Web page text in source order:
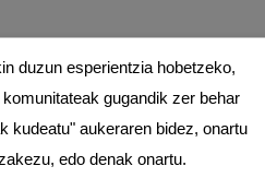
duzun esperientzia hobetzeko,
gugandik zer behar
kudeatu" aukeraren bidez, onartu
edo denak onartu.